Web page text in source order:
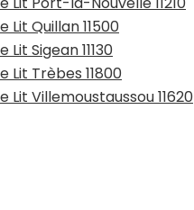
Quillan 11500
Sigean 11130
Trèbes 11800
Villemoustaussou 11620